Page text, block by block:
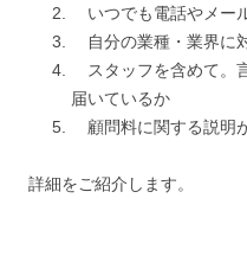
いつでも電話やメー
自分の業種・業界に
スタッフを含めて。
届いているか
顧問料に関する説明
詳細をご紹介します。